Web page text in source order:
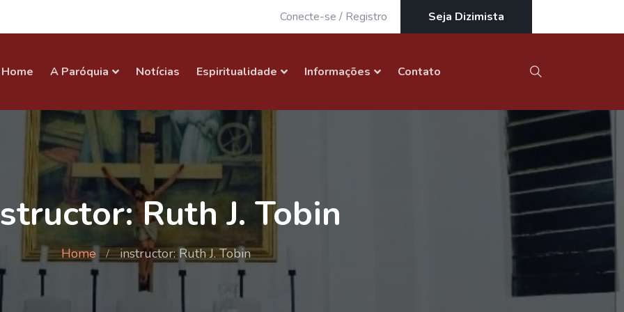
Conecte-se / Registro Seja Dizimista
Home A Paróquia Notícias Espiritualidade Informações Contato
Ruth J. Tobin
Home instructor: Ruth J. Tobin